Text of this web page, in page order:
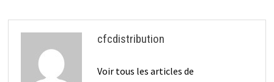
cfcdistribution
Voir tous les articles de